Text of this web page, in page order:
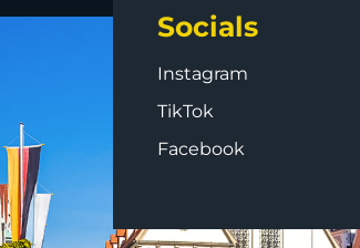
Socials
Instagram
TikTok
Facebook